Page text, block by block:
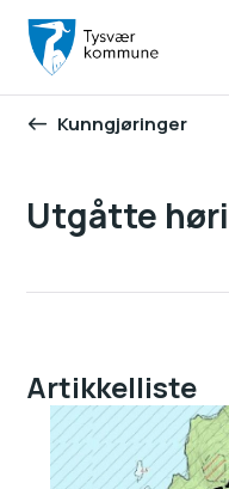
Du er her:
Kunngjøringer
Utgåtte
Artikkelliste